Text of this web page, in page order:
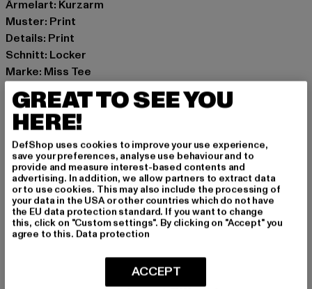
Ärmelart: Kurzarm
Muster: Print
Details: Print
Schnitt: Locker
Marke: Miss Tee
Kat.: Day Dresses
Farbe: schwarz
Hersteller Farbe: black
Materialzusammensetzung: 100% Baumwolle
Art.Nr: MST112-00007
Hersteller: TB International GmbH |info@tbint.de
Dr.-Robert-Murjahn-Straße 7 | 64372 Ober-Ramstadt |
DE
GRÖSSE & PASSFORM
GREAT TO SEE YOU
HERE!
DefShop uses cookies to improve your use experience,
save your preferences, analyse use behaviour and to
provide and measure interest-based contents and
advertising. In addition, we allow partners to extract data
or to use cookies. This may also include the processing of
your data in the USA or other countries which do not have
the EU data protection standard. If you want to change
this, click on "Custom settings". By clicking on "Accept" you
agree to this. Data protection
ACCEPT